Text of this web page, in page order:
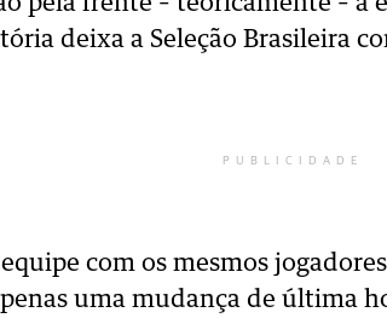
deixa a Seleção Brasileira
PUBLICIDADE
com os mesmos
uma mudança de última